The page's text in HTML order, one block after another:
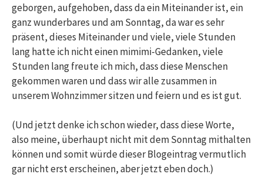
geborgen, aufgehoben, dass da ein Miteinander ist, ein
ganz wunderbares und am Sonntag, da war es sehr
präsent, dieses Miteinander und viele, viele Stunden
lang hatte ich nicht einen mimimi-Gedanken, viele
Stunden lang freute ich mich, dass diese Menschen
gekommen waren und dass wir alle zusammen in
unserem Wohnzimmer sitzen und feiern und es ist gut.
(Und jetzt denke ich schon wieder, dass diese Worte,
also meine, überhaupt nicht mit dem Sonntag mithalten
können und somit würde dieser Blogeintrag vermutlich
gar nicht erst erscheinen, aber jetzt eben doch.)